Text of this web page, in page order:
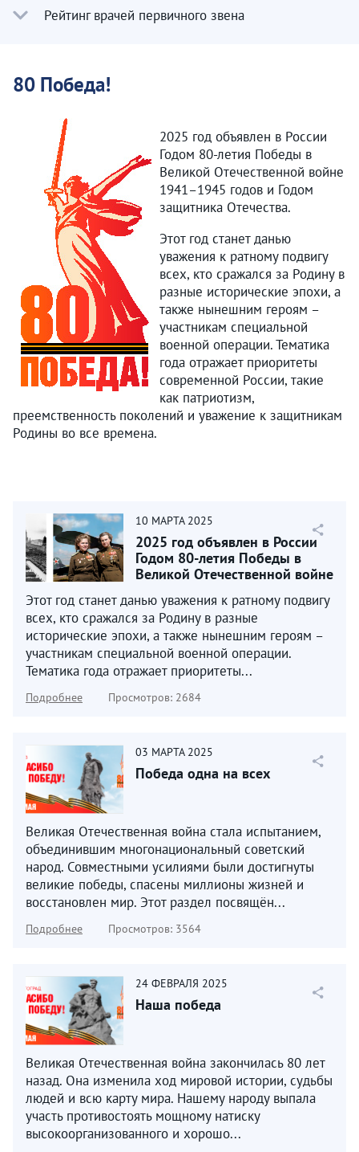
Рейтинг врачей первичного звена
80 Победа!
2025 год объявлен в России
Годом 80-летия Победы в
Великой Отечественной войне
1941–1945 годов и Годом
защитника Отечества.
Этот год станет данью
уважения к ратному подвигу
всех, кто сражался за Родину в
разные исторические эпохи, а
также нынешним героям –
участникам специальной
военной операции. Тематика
года отражает приоритеты
современной России, такие
как патриотизм,
преемственность поколений и уважение к защитникам
Родины во все времена.
10 МАРТА 2025
2025 год объявлен в России
Годом 80-летия Победы в
Великой Отечественной войне
Этот год станет данью уважения к ратному подвигу
всех, кто сражался за Родину в разные
исторические эпохи, а также нынешним героям –
участникам специальной военной операции.
Тематика года отражает приоритеты...
Подробнее Просмотров: 2684
03 МАРТА 2025
Победа одна на всех
Великая Отечественная война стала испытанием,
объединившим многонациональный советский
народ. Совместными усилиями были достигнуты
великие победы, спасены миллионы жизней и
восстановлен мир. Этот раздел посвящён...
Подробнее Просмотров: 3564
24 ФЕВРАЛЯ 2025
Наша победа
Великая Отечественная война закончилась 80 лет
назад. Она изменила ход мировой истории, судьбы
людей и всю карту мира. Нашему народу выпала
участь противостоять мощному натиску
высокоорганизованного и хорошо...